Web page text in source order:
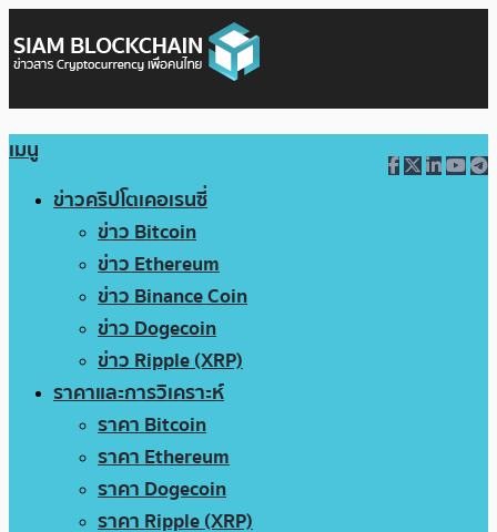
เมนู
ข่าวคริปโตเคอเรนซี่
ข่าว Bitcoin
ข่าว Ethereum
ข่าว Binance Coin
ข่าว Dogecoin
ข่าว Ripple (XRP)
ราคาและการวิเคราะห์
ราคา Bitcoin
ราคา Ethereum
ราคา Dogecoin
ราคา Ripple (XRP)